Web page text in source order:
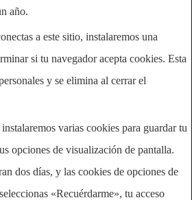
año.
a este sitio, instalaremos una
si tu navegador acepta cookies. Esta
y se elimina al cerrar el
varias cookies para guardar tu
opciones de visualización de pantalla.
dos días, y las cookies de opciones de
«Recuérdarme», tu acceso